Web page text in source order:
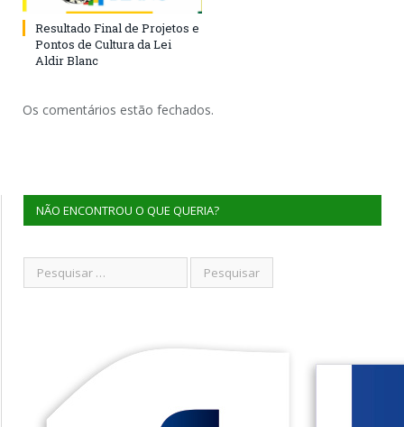
Resultado Final de Projetos e
Pontos de Cultura da Lei
Aldir Blanc
Os comentários estão fechados.
NÃO ENCONTROU O QUE QUERIA?